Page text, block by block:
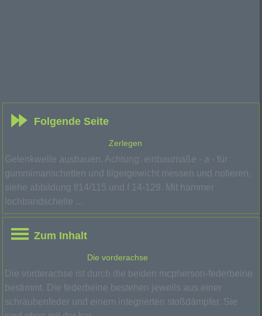
Folgende Seite
Zerlegen
Gelenkwelle ausbauen. Achtung: einbaumaße - a - für
gummimanschetten und tilgergewicht messen und notieren,
siehe abbildung f/14/115 und f 14-129. Mit hammer
lochbandschelle ...
Zum Inhalt
Die vorderachse
Die vorderachse ist durch die beiden mcpherson-federbeine
bestimmt. Die federbeine bestehen jeweils aus einer
schraubenfeder und einem integrierten stoßdämpfer. Sie